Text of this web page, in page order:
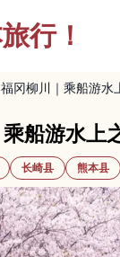
行！
福冈柳川｜乘船游水
船游水上
长崎县 熊本县